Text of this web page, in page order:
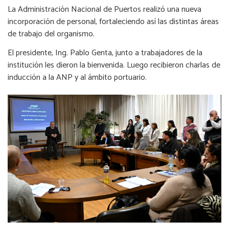
La Administración Nacional de Puertos realizó una nueva
incorporación de personal, fortaleciendo así las distintas áreas
de trabajo del organismo.
El presidente, Ing. Pablo Genta, junto a trabajadores de la
institución les dieron la bienvenida. Luego recibieron charlas de
inducción a la ANP y al ámbito portuario.